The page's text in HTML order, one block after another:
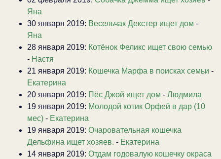
Яна
30 января 2019: Весельчак Декстер ищет дом -
Яна
28 января 2019: Котёнок Феликс ищет свою семью
- Настя
21 января 2019: Кошечка Марфа в поисках семьи -
Екатерина
20 января 2019: Пёс Джой ищет дом - Людмила
19 января 2019: Молодой котик Орфей в дар (10
мес) - Екатерина
19 января 2019: Очаровательная кошечка
Дельфина ищет хозяев. - Екатерина
14 января 2019: Отдам годовалую кошечку окраса